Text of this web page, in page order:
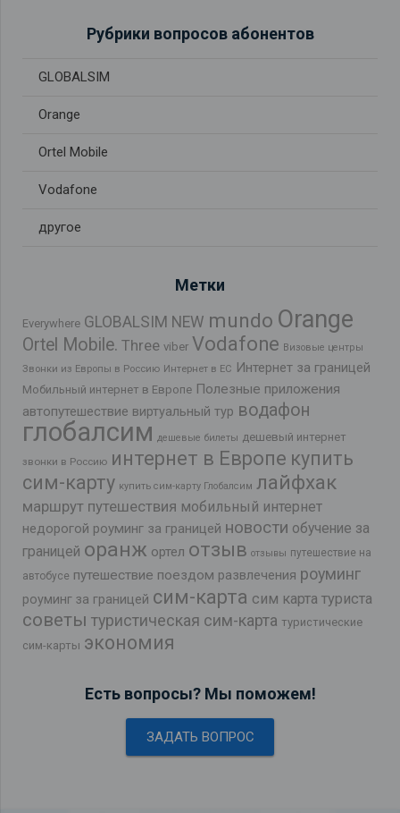
Рубрики вопросов абонентов
GLOBALSIM
Orange
Ortel Mobile
Vodafone
другое
Метки
Everywhere GLOBALSIM NEW mundo Orange
Ortel Mobile. Three viber Vodafone Визовые центры
Звонки из Европы в Россию Интернет в ЕС Интернет за границей
Мобильный интернет в Европе Полезные приложения
автопутешествие виртуальный тур водафон
глобалсим дешевые билеты дешевый интернет
звонки в Россию интернет в Европе купить
сим-карту купить сим-карту Глобалсим лайфхак
маршрут путешествия мобильный интернет
недорогой роуминг за границей новости обучение за
границей оранж ортел отзыв отзывы путешествие на
автобусе путешествие поездом развлечения роуминг
роуминг за границей сим-карта сим карта туриста
советы туристическая сим-карта туристические
сим-карты экономия
Есть вопросы? Мы поможем!
ЗАДАТЬ ВОПРОС